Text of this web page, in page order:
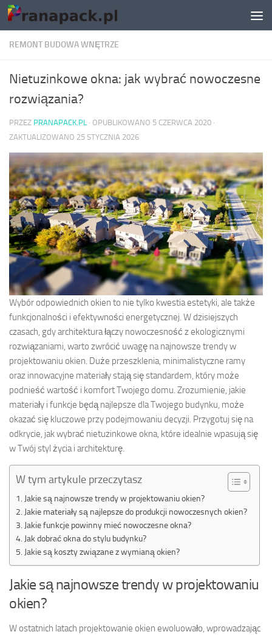
Skip to content
REMONT BUDOWA WNĘTRZE
Nietuzinkowe okna: jak wybrać nowoczesne
rozwiązania?
PRZEZ PRANAPACK.PL · OPUBLIKOWANO 5 CZERWCA 2020 ·
ZAKTUALIZOWANO 25 STYCZNIA 2026
Wybór odpowiednich okien to nie tylko kwestia estetyki, ale także
funkcjonalności i efektywności energetycznej. W dzisiejszych
czasach, gdy architektura łączy nowoczesność z ekologicznymi
rozwiązaniami, warto zwrócić uwagę na najnowsze trendy w
projektowaniu okien. Duże przeszklenia, minimalistyczne ramy
oraz innowacyjne materiały stają się standardem, który może
podnieść wartość i komfort Twojego domu. Zrozumienie, jakie
materiały i funkcje będą najlepsze dla Twojego budynku, może
okazać się kluczowe przy podejmowaniu decyzji. Przygotuj się na
odkrycie, jak wybrać nietuzinkowe okna, które idealnie wpasują się
w Twój styl życia i architekturę.
W tym artykule przeczytasz
Jakie są najnowsze trendy w projektowaniu okien?
Jakie materiały są najlepsze do produkcji nowoczesnych okien?
Jakie funkcje powinny mieć nowoczesne okna?
Jak dobrać okna do stylu budynku?
Jakie są koszty związane z wymianą okien?
Jakie są najnowsze trendy w projektowaniu
okien?
W ostatnich latach projektowanie okien ewoluowało, wprowadzając